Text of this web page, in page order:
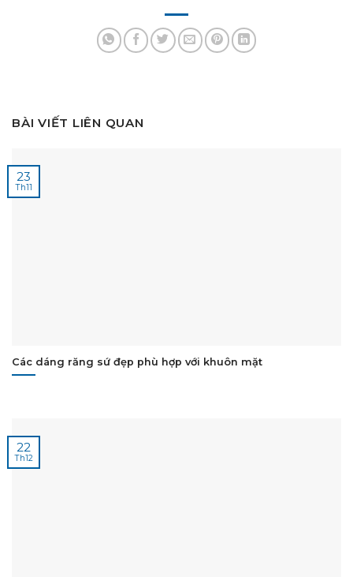
BÀI VIẾT LIÊN QUAN
Các dáng răng sứ đẹp phù hợp với khuôn mặt
23
Th11
22
Th12